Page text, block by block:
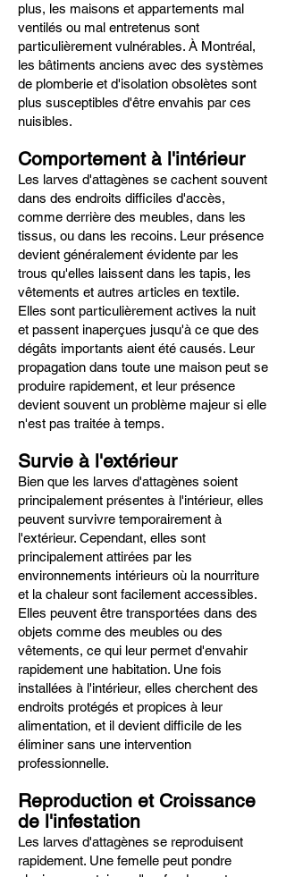
plus, les maisons et appartements mal
ventilés ou mal entretenus sont
particulièrement vulnérables. À Montréal,
les bâtiments anciens avec des systèmes
de plomberie et d'isolation obsolètes sont
plus susceptibles d'être envahis par ces
nuisibles.
Comportement à l'intérieur
Les larves d'attagènes se cachent souvent
dans des endroits difficiles d'accès,
comme derrière des meubles, dans les
tissus, ou dans les recoins. Leur présence
devient généralement évidente par les
trous qu'elles laissent dans les tapis, les
vêtements et autres articles en textile.
Elles sont particulièrement actives la nuit
et passent inaperçues jusqu'à ce que des
dégâts importants aient été causés. Leur
propagation dans toute une maison peut se
produire rapidement, et leur présence
devient souvent un problème majeur si elle
n'est pas traitée à temps.
Survie à l'extérieur
Bien que les larves d'attagènes soient
principalement présentes à l'intérieur, elles
peuvent survivre temporairement à
l'extérieur. Cependant, elles sont
principalement attirées par les
environnements intérieurs où la nourriture
et la chaleur sont facilement accessibles.
Elles peuvent être transportées dans des
objets comme des meubles ou des
vêtements, ce qui leur permet d'envahir
rapidement une habitation. Une fois
installées à l'intérieur, elles cherchent des
endroits protégés et propices à leur
alimentation, et il devient difficile de les
éliminer sans une intervention
professionnelle.
Reproduction et Croissance
de l'infestation
Les larves d'attagènes se reproduisent
rapidement. Une femelle peut pondre